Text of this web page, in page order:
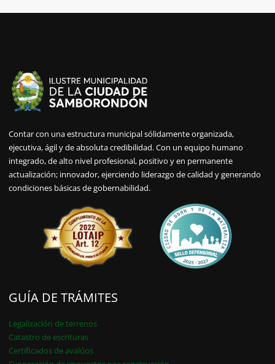
Contar con una estructura municipal sólidamente organizada,
ejecutiva, ágil y de absoluta credibilidad. Con un equipo humano
integrado, de alto nivel profesional, positivo y en permanente
actualización; innovador, ejerciendo liderazgo de calidad y generando
condiciones básicas de gobernabilidad.
GUÍA DE TRÁMITES
Legalización de terrenos
Catastro de escrituras
Certificados de avalúos